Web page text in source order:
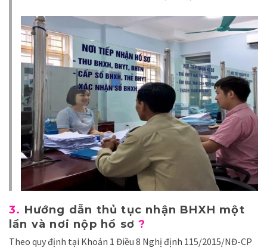
3. Hướng dẫn thủ tục nhận BHXH một
lần và nơi nộp hồ sơ ?
Theo quy định tại Khoản 1 Điều 8 Nghị định 115/2015/NĐ-CP